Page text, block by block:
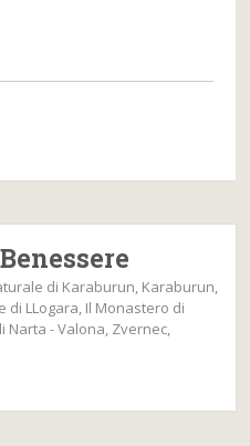
di Karaburun, Karaburun,
di LLogara, Il Monastero di
Narta - Valona, Zvernec,